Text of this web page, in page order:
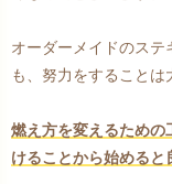
オーダーメイドのステ
も、努力をすることは
燃え方を変えるための
けることから始めると